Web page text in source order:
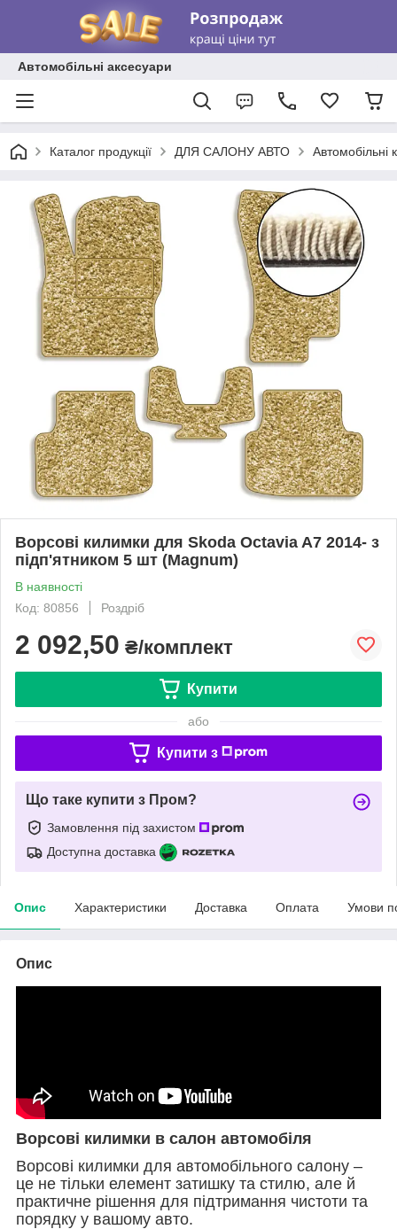
Автомобільні аксесуари
Каталог продукції ДЛЯ САЛОНУ АВТО Автомобільні
Ворсові килимки для Skoda Octavia A7 2014- з
підп'ятником 5 шт (Magnum)
В наявності
Код: 80856
Роздріб
2 092,50 ₴/комплект
Купити
або
Купити з
Що таке купити з Пром?
Замовлення під захистом
Доступна доставка
Опис Характеристики Доставка Оплата Умови
Опис
Ворсові килимки в салон автомобіля
Ворсові килимки для автомобільного салону –
це не тільки елемент затишку та стилю, але й
практичне рішення для підтримання чистоти та
порядку у вашому авто.